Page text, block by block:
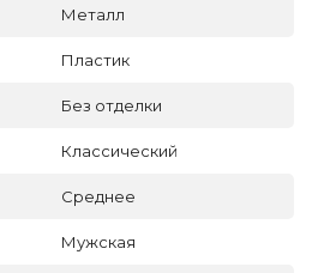
Металл
Пластик
Без отделки
Классический
Среднее
Мужская